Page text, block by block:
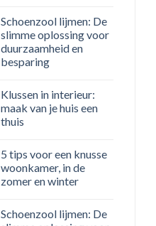
Schoenzool lijmen: De
slimme oplossing voor
duurzaamheid en
besparing
Klussen in interieur:
maak van je huis een
thuis
5 tips voor een knusse
woonkamer, in de
zomer en winter
Schoenzool lijmen: De